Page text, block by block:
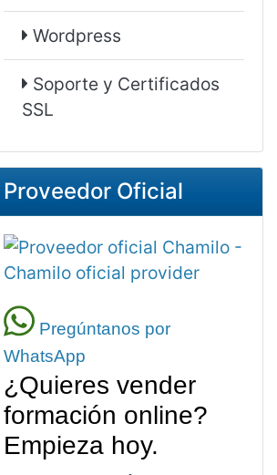
Wordpress
Soporte y Certificados
SSL
Proveedor Oficial
Pregúntanos por
WhatsApp
¿Quieres vender
formación online?
Empieza hoy.